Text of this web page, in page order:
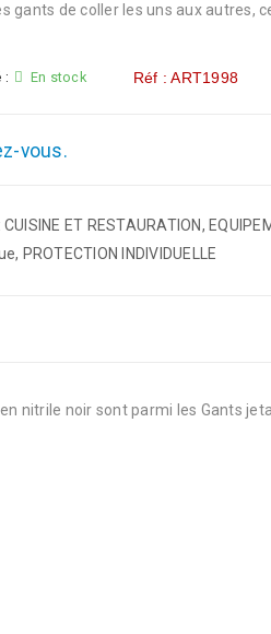
gants de coller les uns aux autres,
: En stock Réf : ART1998
vous.
CUISINE ET RESTAURATION,
, PROTECTION INDIVIDUELLE
nitrile noir sont parmi les Gants